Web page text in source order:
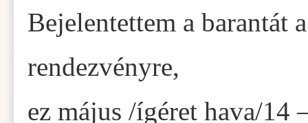
Bejelentettem a barantát
rendezvényre,
ez május /ígéret hava/14